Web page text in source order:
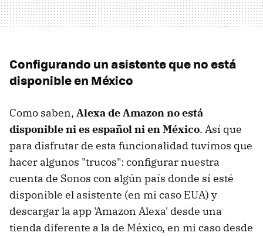
Configurando un asistente que no está
disponible en México
Como saben, Alexa de Amazon no está
disponible ni es español ni en México. Así que
para disfrutar de esta funcionalidad tuvimos que
hacer algunos "trucos": configurar nuestra
cuenta de Sonos con algún país donde sí esté
disponible el asistente (en mi caso EUA) y
descargar la app 'Amazon Alexa' desde una
tienda diferente a la de México, en mi caso desde